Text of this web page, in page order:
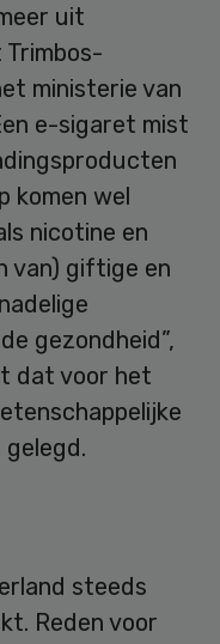
uit
ministerie van
e-sigaret mist
komen wel
nicotine en
van) giftige en
gezondheid”,
dat voor het
steeds
Reden voor